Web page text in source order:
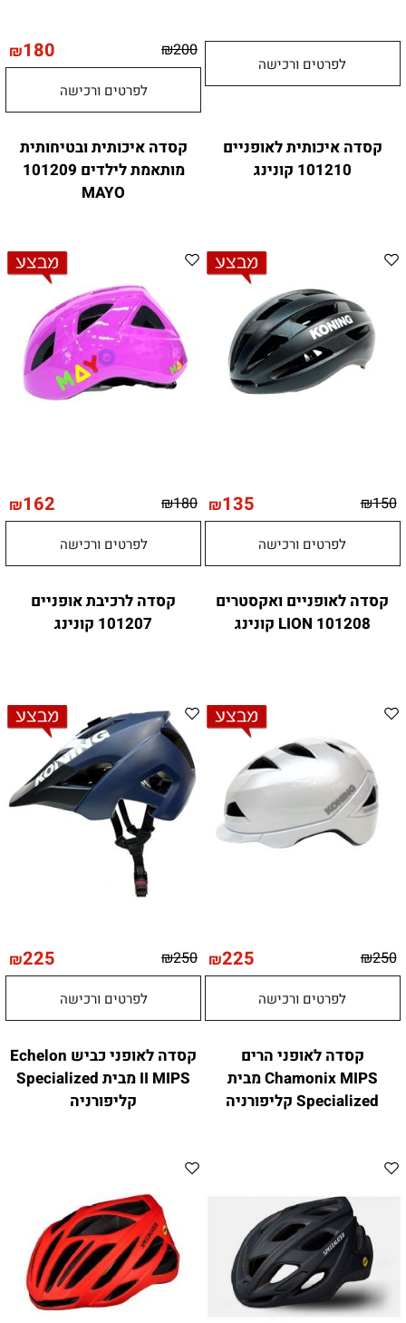
לפרטים ורכישה
₪200
₪180
לפרטים ורכישה
קסדה איכותית לאופניים
101210 קונינג
₪150
₪135
לפרטים ורכישה
קסדה איכותית ובטיחותית
מותאמת לילדים 101209
MAYO
₪180
₪162
לפרטים ורכישה
קסדה לאופניים ואקסטרים
LION 101208 קונינג
₪250
₪225
לפרטים ורכישה
קסדה לרכיבת אופניים
101207 קונינג
₪250
₪225
לפרטים ורכישה
קסדה לאופני הרים
Chamonix MIPS מבית
Specialized קליפורניה
קסדה לאופני כביש Echelon
II MIPS מבית Specialized
קליפורניה